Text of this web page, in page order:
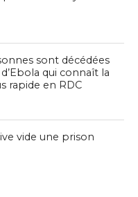
sont décédées
qui connaît la
rapide en RDC
vide une prison